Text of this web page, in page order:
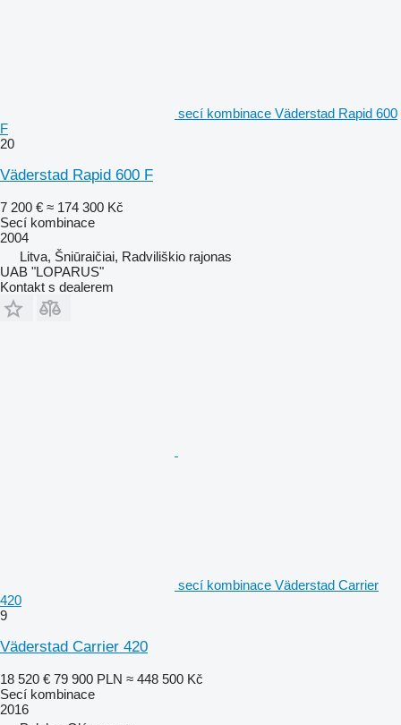
secí kombinace Väderstad Rapid 600
F
20
Väderstad Rapid 600 F
7 200 € ≈ 174 300 Kč
Secí kombinace
2004
Litva, Šniūraičiai, Radviliškio rajonas
UAB "LOPARUS"
Kontakt s dealerem
secí kombinace Väderstad Carrier
420
9
Väderstad Carrier 420
18 520 € 79 900 PLN ≈ 448 500 Kč
Secí kombinace
2016